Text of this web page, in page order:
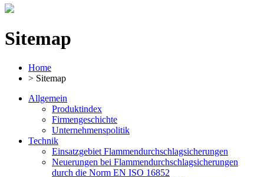
Sitemap
Home
> Sitemap
Allgemein
Produktindex
Firmengeschichte
Unternehmenspolitik
Technik
Einsatzgebiet Flammendurchschlagsicherungen
Neuerungen bei Flammendurchschlagsicherungen
durch die Norm EN ISO 16852